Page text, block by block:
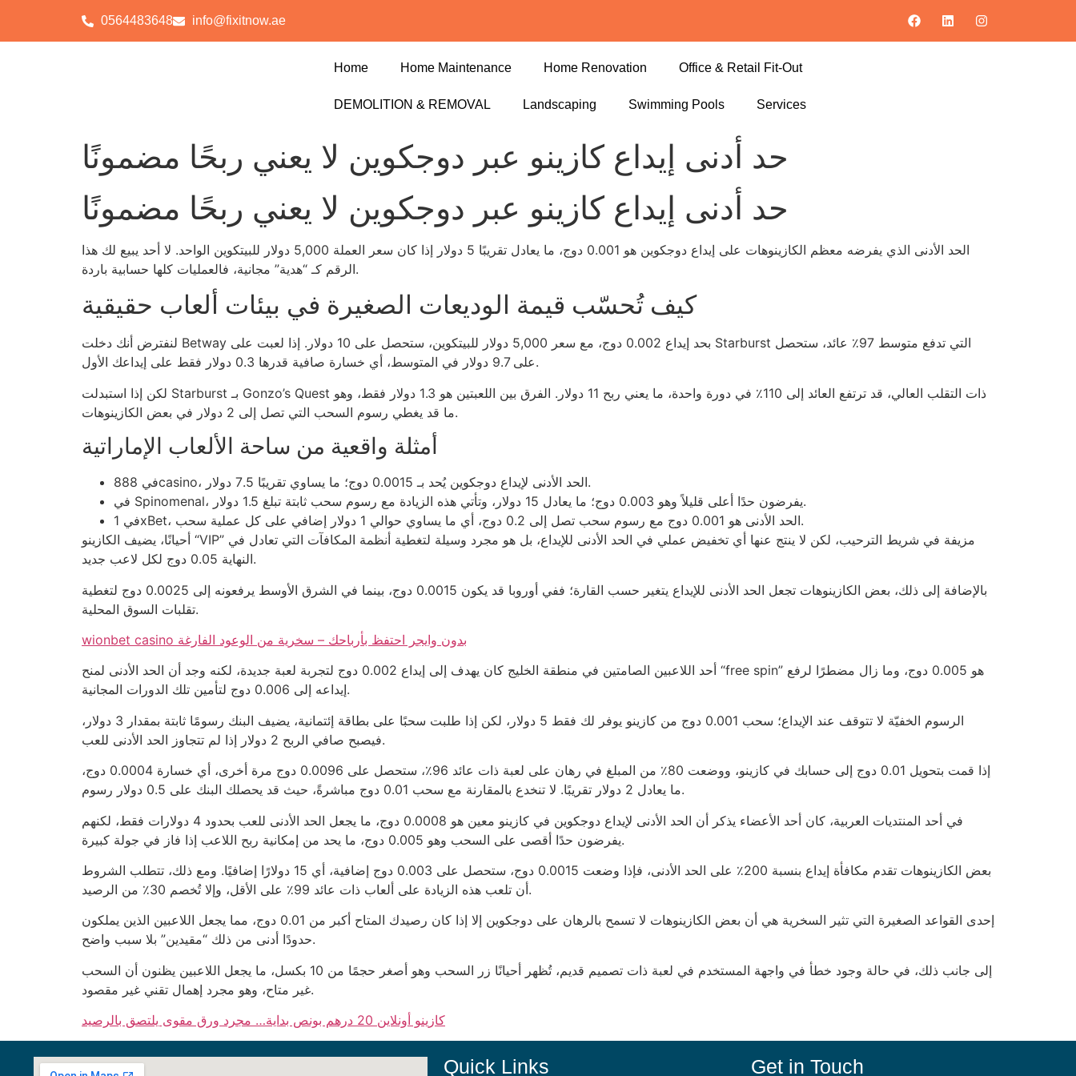
0564483648 info@fixitnow.ae
Home Home Maintenance Home Renovation Office & Retail Fit-Out
DEMOLITION & REMOVAL Landscaping Swimming Pools Services
حد أدنى إيداع كازينو عبر دوجكوين لا يعني ربحًا مضمونًا
حد أدنى إيداع كازينو عبر دوجكوين لا يعني ربحًا مضمونًا
الحد الأدنى الذي يفرضه معظم الكازينوهات على إيداع دوجكوين هو 0.001 دوج، ما يعادل تقريبًا 5 دولار إذا كان سعر العملة 5,000 دولار للبيتكوين الواحد. لا أحد يبيع لك هذا
الرقم كـ “هدية” مجانية، فالعمليات كلها حسابية باردة.
كيف تُحسّب قيمة الوديعات الصغيرة في بيئات ألعاب حقيقية
لنفترض أنك دخلت Betway بحد إيداع 0.002 دوج، مع سعر 5,000 دولار للبيتكوين، ستحصل على 10 دولار. إذا لعبت على Starburst التي تدفع متوسط 97٪ عائد، ستحصل
على 9.7 دولار في المتوسط، أي خسارة صافية قدرها 0.3 دولار فقط على إيداعك الأول.
لكن إذا استبدلت Starburst بـ Gonzo’s Quest ذات التقلب العالي، قد ترتفع العائد إلى 110٪ في دورة واحدة، ما يعني ربح 11 دولار. الفرق بين اللعبتين هو 1.3 دولار فقط، وهو
ما قد يغطي رسوم السحب التي تصل إلى 2 دولار في بعض الكازينوهات.
أمثلة واقعية من ساحة الألعاب الإماراتية
في 888casino، الحد الأدنى لإيداع دوجكوين يُحد بـ 0.0015 دوج؛ ما يساوي تقريبًا 7.5 دولار.
في Spinomenal، يفرضون حدًا أعلى قليلاً وهو 0.003 دوج؛ ما يعادل 15 دولار، وتأتي هذه الزيادة مع رسوم سحب ثابتة تبلغ 1.5 دولار.
في 1xBet، الحد الأدنى هو 0.001 دوج مع رسوم سحب تصل إلى 0.2 دوج، أي ما يساوي حوالي 1 دولار إضافي على كل عملية سحب.
أحيانًا، يضيف الكازينو “VIP” مزيفة في شريط الترحيب، لكن لا ينتج عنها أي تخفيض عملي في الحد الأدنى للإيداع، بل هو مجرد وسيلة لتغطية أنظمة المكافآت التي تعادل في
النهاية 0.05 دوج لكل لاعب جديد.
بالإضافة إلى ذلك، بعض الكازينوهات تجعل الحد الأدنى للإيداع يتغير حسب القارة؛ ففي أوروبا قد يكون 0.0015 دوج، بينما في الشرق الأوسط يرفعونه إلى 0.0025 دوج لتغطية
تقلبات السوق المحلية.
wionbet casino بدون وايجر احتفظ بأرباحك – سخرية من الوعود الفارغة
أحد اللاعبين الصامتين في منطقة الخليج كان يهدف إلى إيداع 0.002 دوج لتجربة لعبة جديدة، لكنه وجد أن الحد الأدنى لمنح “free spin” هو 0.005 دوج، وما زال مضطرًا لرفع
إيداعه إلى 0.006 دوج لتأمين تلك الدورات المجانية.
الرسوم الخفيّة لا تتوقف عند الإيداع؛ سحب 0.001 دوج من كازينو يوفر لك فقط 5 دولار، لكن إذا طلبت سحبًا على بطاقة إئتمانية، يضيف البنك رسومًا ثابتة بمقدار 3 دولار،
فيصبح صافي الربح 2 دولار إذا لم تتجاوز الحد الأدنى للعب.
إذا قمت بتحويل 0.01 دوج إلى حسابك في كازينو، ووضعت 80٪ من المبلغ في رهان على لعبة ذات عائد 96٪، ستحصل على 0.0096 دوج مرة أخرى، أي خسارة 0.0004 دوج،
ما يعادل 2 دولار تقريبًا. لا تنخدع بالمقارنة مع سحب 0.01 دوج مباشرةً، حيث قد يحصلك البنك على 0.5 دولار رسوم.
في أحد المنتديات العربية، كان أحد الأعضاء يذكر أن الحد الأدنى لإيداع دوجكوين في كازينو معين هو 0.0008 دوج، ما يجعل الحد الأدنى للعب بحدود 4 دولارات فقط، لكنهم
يفرضون حدًا أقصى على السحب وهو 0.005 دوج، ما يحد من إمكانية ربح اللاعب إذا فاز في جولة كبيرة.
بعض الكازينوهات تقدم مكافأة إيداع بنسبة 200٪ على الحد الأدنى، فإذا وضعت 0.0015 دوج، ستحصل على 0.003 دوج إضافية، أي 15 دولارًا إضافيًا. ومع ذلك، تتطلب الشروط
أن تلعب هذه الزيادة على ألعاب ذات عائد 99٪ على الأقل، وإلا تُخصم 30٪ من الرصيد.
إحدى القواعد الصغيرة التي تثير السخرية هي أن بعض الكازينوهات لا تسمح بالرهان على دوجكوين إلا إذا كان رصيدك المتاح أكبر من 0.01 دوج، مما يجعل اللاعبين الذين يملكون
حدودًا أدنى من ذلك “مقيدين” بلا سبب واضح.
إلى جانب ذلك، في حالة وجود خطأ في واجهة المستخدم في لعبة ذات تصميم قديم، تُظهر أحيانًا زر السحب وهو أصغر حجمًا من 10 بكسل، ما يجعل اللاعبين يظنون أن السحب
غير متاح، وهو مجرد إهمال تقني غير مقصود.
كازينو أونلاين 20 درهم بونص بداية… مجرد ورق مقوى يلتصق بالرصيد
Quick Links Get in Touch